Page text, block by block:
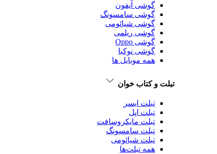
گوشی آیفون
گوشی سامسونگ
گوشی شیائومی
گوشی ریلمی
گوشی Oppo
گوشی نوکیا
همه موبایل ها
تبلت و کتاب خوان
تبلت ایسر
تبلت اپل
تبلت‌ مایکروسافت
تبلت‌ سامسونگ
تبلت شیائومی
همه تبلت‌ها